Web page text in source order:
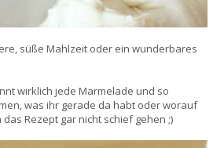
süße Mahlzeit oder ein wunderbares
wirklich jede Marmelade und so
was ihr gerade da habt oder worauf
Rezept gar nicht schief gehen ;)